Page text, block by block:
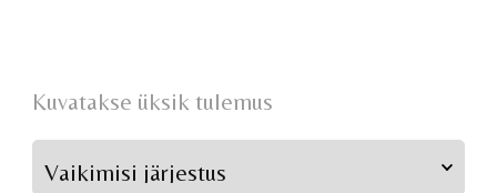
Kuvatakse üksik tulemus